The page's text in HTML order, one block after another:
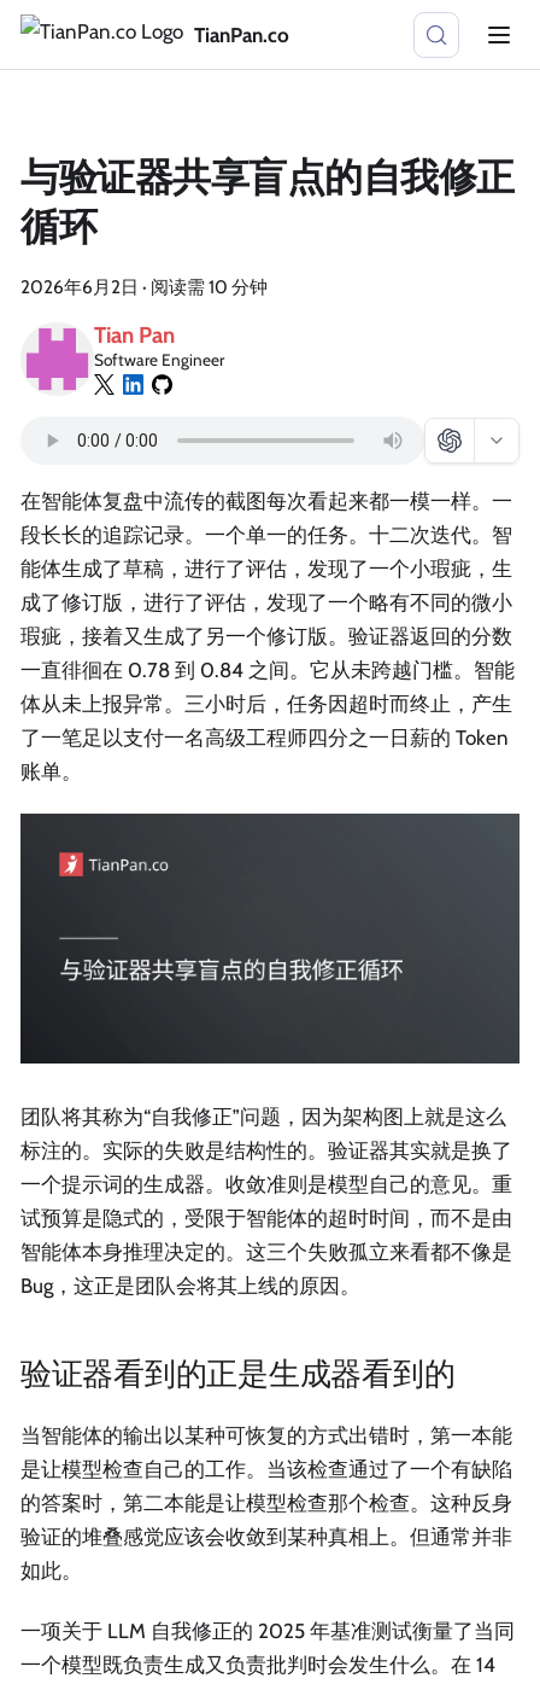
TianPan.co
与验证器共享盲点的自我修正
循环
2026年6月2日 · 阅读需 10 分钟
Tian Pan
Software Engineer
在智能体复盘中流传的截图每次看起来都一模一样。一
段长长的追踪记录。一个单一的任务。十二次迭代。智
能体生成了草稿，进行了评估，发现了一个小瑕疵，生
成了修订版，进行了评估，发现了一个略有不同的微小
瑕疵，接着又生成了另一个修订版。验证器返回的分数
一直徘徊在 0.78 到 0.84 之间。它从未跨越门槛。智能
体从未上报异常。三小时后，任务因超时而终止，产生
了一笔足以支付一名高级工程师四分之一日薪的 Token
账单。
团队将其称为“自我修正”问题，因为架构图上就是这么
标注的。实际的失败是结构性的。验证器其实就是换了
一个提示词的生成器。收敛准则是模型自己的意见。重
试预算是隐式的，受限于智能体的超时时间，而不是由
智能体本身推理决定的。这三个失败孤立来看都不像是
Bug，这正是团队会将其上线的原因。
验证器看到的正是生成器看到的
当智能体的输出以某种可恢复的方式出错时，第一本能
是让模型检查自己的工作。当该检查通过了一个有缺陷
的答案时，第二本能是让模型检查那个检查。这种反身
验证的堆叠感觉应该会收敛到某种真相上。但通常并非
如此。
一项关于 LLM 自我修正的 2025 年基准测试衡量了当同
一个模型既负责生成又负责批判时会发生什么。在 14